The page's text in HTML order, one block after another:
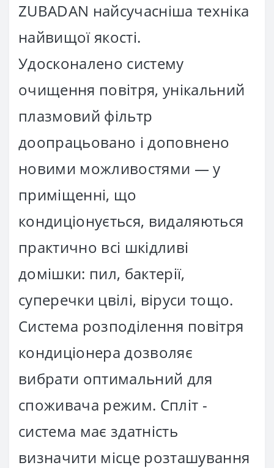
ZUBADAN найсучасніша техніка
найвищої якості.
Удосконалено систему
очищення повітря, унікальний
плазмовий фільтр
доопрацьовано і доповнено
новими можливостями — у
приміщенні, що
кондиціонується, видаляються
практично всі шкідливі
домішки: пил, бактерії,
суперечки цвілі, віруси тощо.
Система розподілення повітря
кондиціонера дозволяє
вибрати оптимальний для
споживача режим. Спліт -
система має здатність
визначити місце розташування